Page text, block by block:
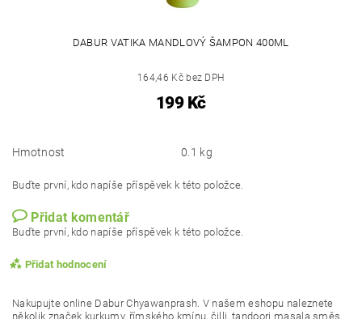
DABUR VATIKA MANDLOVÝ ŠAMPON 400ML
164,46 Kč bez DPH
199 Kč
Hmotnost 0.1 kg
Buďte první, kdo napíše příspěvek k této položce.
Přidat komentář
Buďte první, kdo napíše příspěvek k této položce.
Přidat hodnocení
Nakupujte online Dabur Chyawanprash. V našem eshopu naleznete
několik značek kurkumy, římského kmínu, čilli, tandoori masala směs,